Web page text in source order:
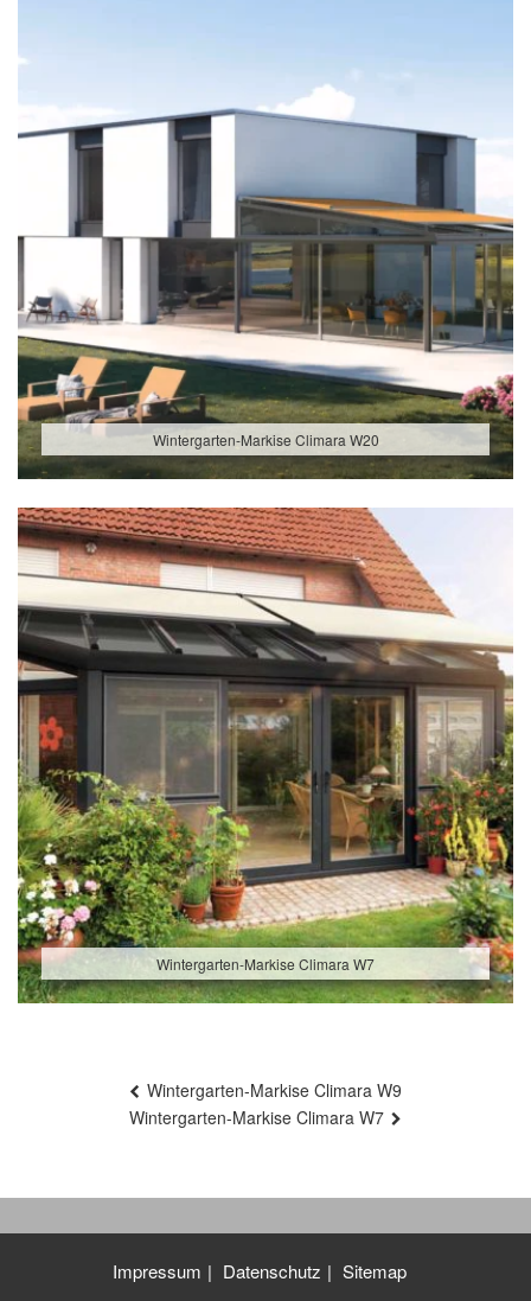
Wintergarten-Markise Climara W20
Wintergarten-Markise Climara W7
Wintergarten-Markise Climara W9
Wintergarten-Markise Climara W7
Impressum Datenschutz Sitemap